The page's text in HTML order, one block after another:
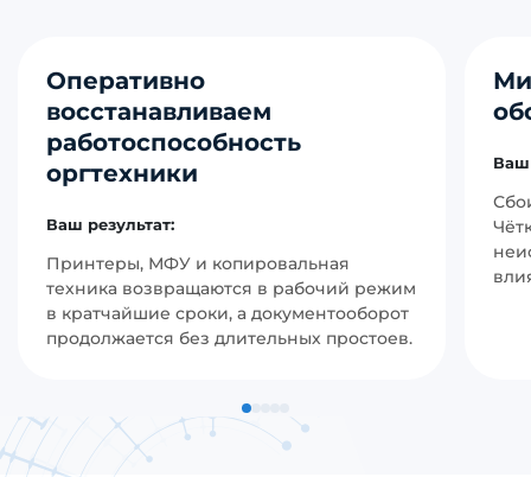
Оперативно
восстанавливаем
работоспособность
оргтехники
Ваш результат:
Принтеры, МФУ и копировальная
техника возвращаются в рабочий режим
в кратчайшие сроки, а документооборот
продолжается без длительных простоев.
Ваш